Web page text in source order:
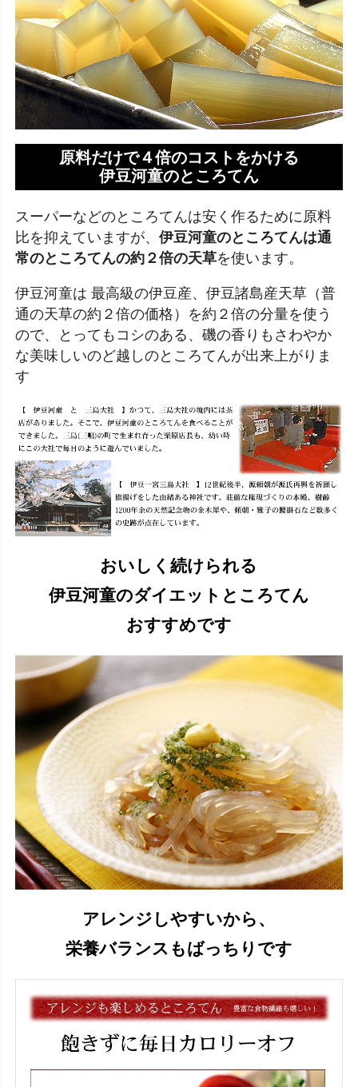
原料だけで４倍のコストをかける
伊豆河童のところてん
スーパーなどのところてんは安く作るために原料
比を抑えていますが、 伊豆河童のところてんは通
常のところてんの約２倍の天草を使います。
伊豆河童は 最高級の伊豆産、伊豆諸島産天草（普
通の天草の約２倍の価格）を約２倍の分量を使う
ので、とってもコシのある、磯の香りもさわやか
な美味しいのど越しのところてんが出来上がりま
す
おいしく続けられる
伊豆河童のダイエットところてん
おすすめです
アレンジしやすいから、
栄養バランスもばっちりです